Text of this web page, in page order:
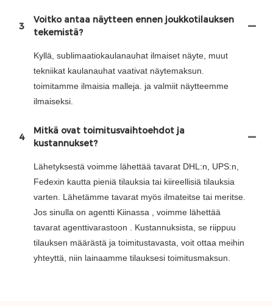
3
Voitko antaa näytteen ennen joukkotilauksen
tekemistä?
Kyllä, sublimaatiokaulanauhat ilmaiset näyte, muut
tekniikat kaulanauhat vaativat näytemaksun.
toimitamme ilmaisia ​​malleja. ja valmiit näytteemme
ilmaiseksi.
4
Mitkä ovat toimitusvaihtoehdot ja
kustannukset?
Lähetyksestä voimme lähettää tavarat DHL:n, UPS:n,
Fedexin kautta pieniä tilauksia tai kiireellisiä tilauksia
varten. Lähetämme tavarat myös ilmateitse tai meritse.
Jos sinulla on agentti Kiinassa , voimme lähettää
tavarat agenttivarastoon . Kustannuksista, se riippuu
tilauksen määrästä ja toimitustavasta, voit ottaa meihin
yhteyttä, niin lainaamme tilauksesi toimitusmaksun.